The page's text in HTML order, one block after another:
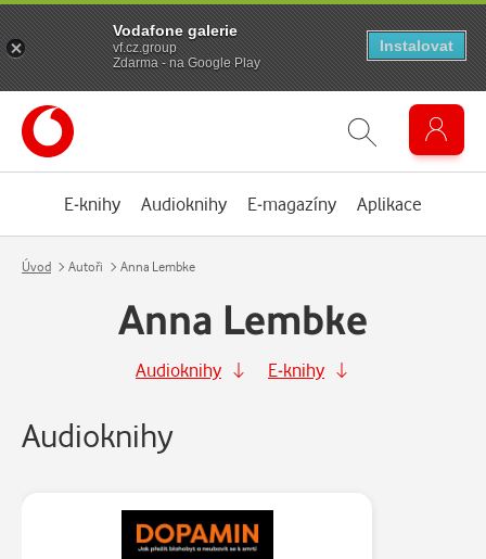
E-knihy Audioknihy E-magazíny Aplikace
Úvod Autoři Anna Lembke
Anna Lembke
Audioknihy E-knihy
Audioknihy
Vodafone galerie
vf.cz.group
Zdarma - na Google Play
Instalovat